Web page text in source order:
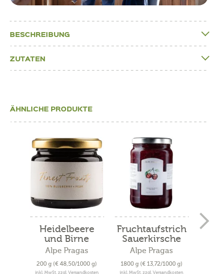
BESCHREIBUNG
ZUTATEN
ÄHNLICHE PRODUKTE
Heidelbeere
und Birne
„Finest...
Alpe Pragas
200 g (€ 48,50/1000 g)
inkl. MwSt. zzgl. Versandkosten
Fruchtaufstrich
Sauerkirsche
Alpe Pragas
1800 g (€ 13,72/1000 g)
inkl. MwSt. zzgl. Versandkosten